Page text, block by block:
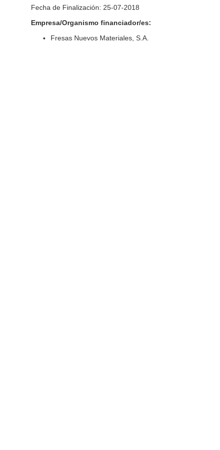
Fecha de Finalización: 25-07-2018
Empresa/Organismo financiador/es:
Fresas Nuevos Materiales, S.A.